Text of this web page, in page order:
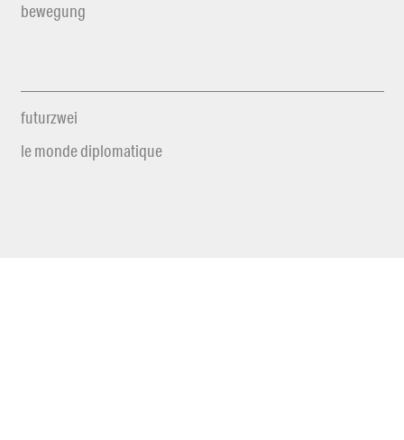
bewegung
futurzwei
le monde diplomatique